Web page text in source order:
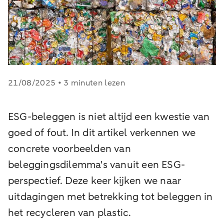
21/08/2025 • 3 minuten lezen
ESG-beleggen is niet altijd een kwestie van
goed of fout. In dit artikel verkennen we
concrete voorbeelden van
beleggingsdilemma's vanuit een ESG-
perspectief. Deze keer kijken we naar
uitdagingen met betrekking tot beleggen in
het recycleren van plastic.